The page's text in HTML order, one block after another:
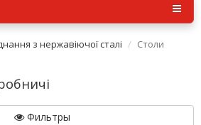
з нержавіючої сталі
Столи
Фильтры